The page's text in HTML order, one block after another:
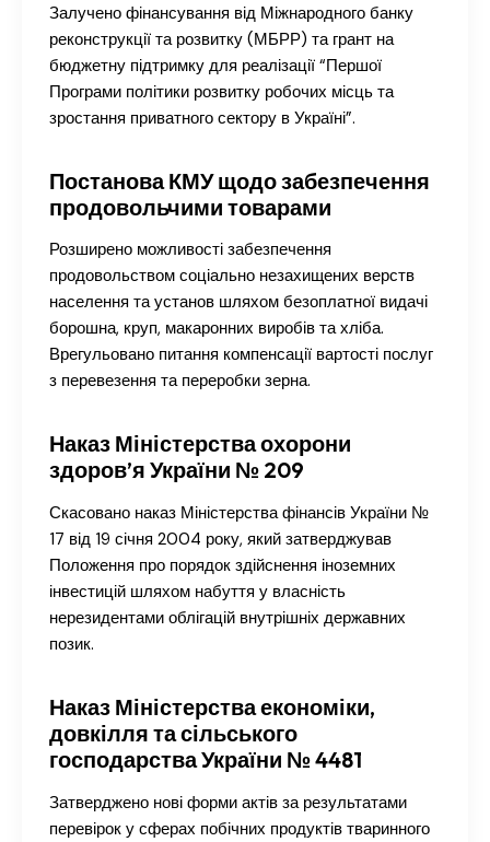
Залучено фінансування від Міжнародного банку
реконструкції та розвитку (МБРР) та грант на
бюджетну підтримку для реалізації “Першої
Програми політики розвитку робочих місць та
зростання приватного сектору в Україні”.
Постанова КМУ щодо забезпечення
продовольчими товарами
Розширено можливості забезпечення
продовольством соціально незахищених верств
населення та установ шляхом безоплатної видачі
борошна, круп, макаронних виробів та хліба.
Врегульовано питання компенсації вартості послуг
з перевезення та переробки зерна.
Наказ Міністерства охорони
здоров’я України № 209
Скасовано наказ Міністерства фінансів України №
17 від 19 січня 2004 року, який затверджував
Положення про порядок здійснення іноземних
інвестицій шляхом набуття у власність
нерезидентами облігацій внутрішніх державних
позик.
Наказ Міністерства економіки,
довкілля та сільського
господарства України № 4481
Затверджено нові форми актів за результатами
перевірок у сферах побічних продуктів тваринного